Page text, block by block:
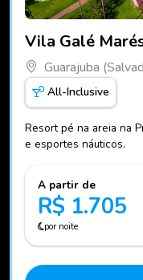
Vila Galé
Guarajuba
All-Inclusive
Resort pé na areia na
e esportes náuticos.
A partir de
R$ 1.705
por noite